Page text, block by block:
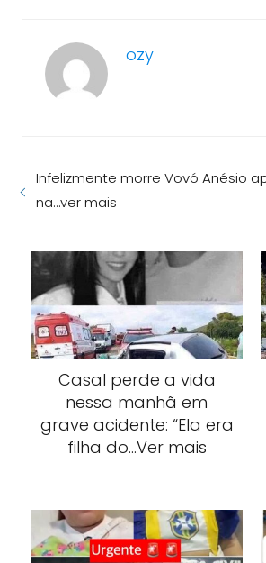
ozy
Infelizmente morre Vovó Anésio
na…ver mais
Casal perde a vida
nessa manhã em
grave acidente: “Ela era
filha do…Ver mais